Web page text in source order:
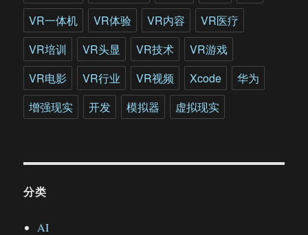
VR一体机
VR体验 VR内容
VR医疗
VR培训
VR头显 VR技术
VR游戏
VR电影
VR行业 VR视频 Xcode
华为
增强现实
开发 模拟器 虚拟现实
分类
AI